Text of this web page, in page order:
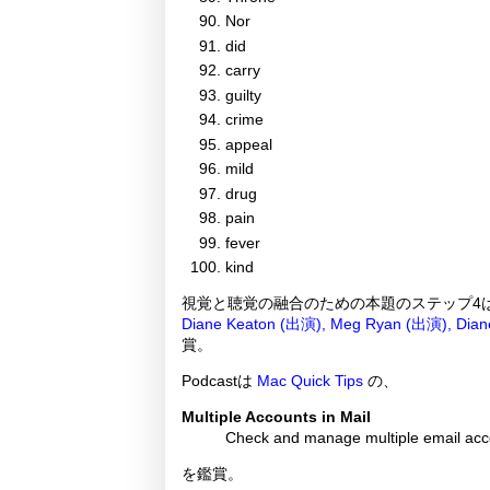
Nor
did
carry
guilty
crime
appeal
mild
drug
pain
fever
kind
視覚と聴覚の融合のための本題のステップ4
Diane Keaton (出演), Meg Ryan (出演),
賞。
Podcastは Mac Quick Tipsの、
Multiple Accounts in Mail
Check and manage multiple email
を鑑賞。